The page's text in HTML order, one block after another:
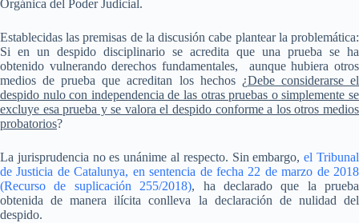
Orgánica del Poder Judicial.
Establecidas las premisas de la discusión cabe plantear la problemática:
Si en un despido disciplinario se acredita que una prueba se ha
obtenido vulnerando derechos fundamentales, aunque hubiera otros
medios de prueba que acreditan los hechos ¿Debe considerarse el
despido nulo con independencia de las otras pruebas o simplemente se
excluye esa prueba y se valora el despido conforme a los otros medios
probatorios?
La jurisprudencia no es unánime al respecto. Sin embargo,el Tribunal
de Justicia de Catalunya, en sentencia de fecha 22 de marzo de 2018
(Recurso de suplicación 255/2018), ha declarado que la prueba
obtenida de manera ilícita conlleva la declaración de nulidad del
despido.